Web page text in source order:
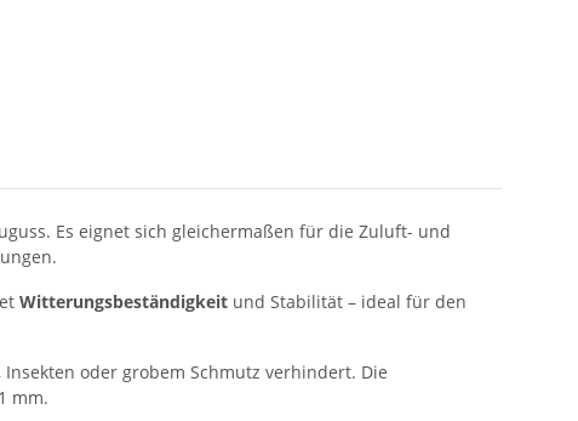
Es eignet sich gleichermaßen für die Zuluft- und
Witterungsbeständigkeit und Stabilität – ideal für den
oder grobem Schmutz verhindert. Die
mm.